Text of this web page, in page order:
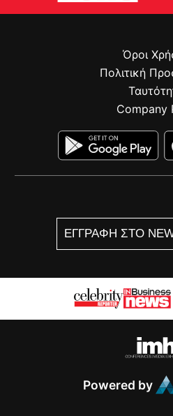
ΕΓΓΡΑΦΗ ΣΤΟ
Όροι
Πολιτική
Company
Powered by